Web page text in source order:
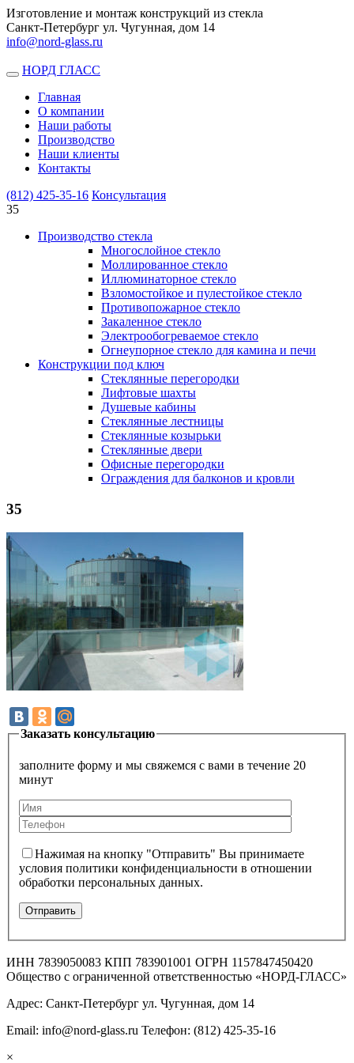
Изготовление и монтаж конструкций из стекла
Санкт-Петербург ул. Чугунная, дом 14
info@nord-glass.ru
Toggle
navigation
НОРД ГЛАСС
Главная
О компании
Наши работы
Производство
Наши клиенты
Контакты
(812) 425-35-16 Консультация
35
Производство стекла
Многослойное стекло
Моллированное стекло
Иллюминаторное стекло
Взломостойкое и пулестойкое стекло
Противопожарное стекло
Закаленное стекло
Электрообогреваемое стекло
Огнеупорное стекло для камина и печи
Конструкции под ключ
Стеклянные перегородки
Лифтовые шахты
Душевые кабины
Cтеклянные лестницы
Cтеклянные козырьки
Cтеклянные двери
Офисные перегородки
Ограждения для балконов и кровли
35
Заказать консультацию
заполните форму и мы свяжемся с вами в течение 20
минут
Нажимая на кнопку "Отправить" Вы принимаете
условия политики конфиденциальности в отношении
обработки персональных данных.
ИНН 7839050083 КПП 783901001 ОГРН 1157847450420
Общество с ограниченной ответственностью «НОРД-ГЛАСС»
Адрес: Санкт-Петербург ул. Чугунная, дом 14
Email: info@nord-glass.ru Телефон: (812) 425-35-16
×